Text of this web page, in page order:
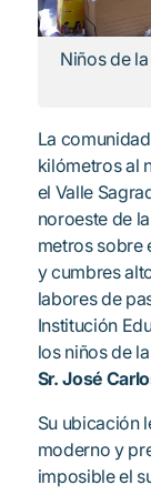
Niños de
La
kilómetros al
el Valle
noroeste de
metros sobre
y cumbres
labores de
Institución
los niños de
Sr. José
Su ubicación
moderno y
imposible el